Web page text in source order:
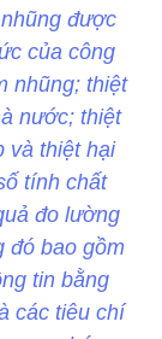
được
của công
nhũng; thiệt
nước; thiệt
và thiệt hại
tính chất
đo lường
đó bao gồm
tin bằng
các tiêu chí